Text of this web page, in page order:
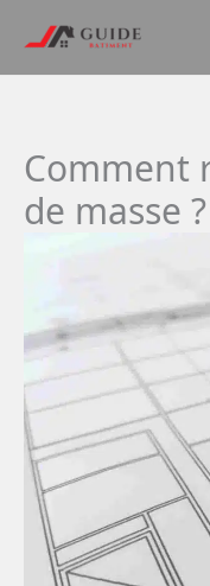
contenu
Comment
de masse